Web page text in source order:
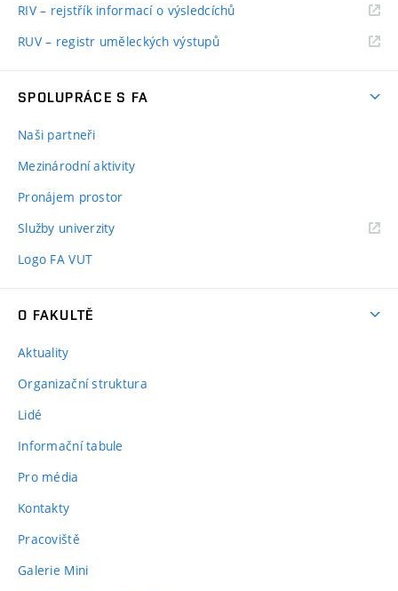
RIV – rejstřík informací o výsledcíchů
RUV – registr uměleckých výstupů
SPOLUPRÁCE S FA
Naši partneři
Mezinárodní aktivity
Pronájem prostor
Služby univerzity
Logo FA VUT
O FAKULTĚ
Aktuality
Organizační struktura
Lidé
Informační tabule
Pro média
Kontakty
Pracoviště
Galerie Mini